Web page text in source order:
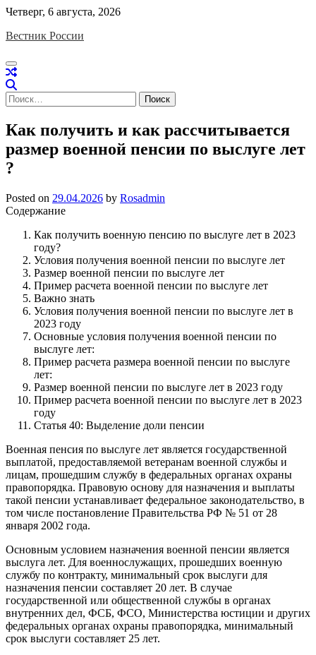
Skip
content
Четверг, 6 августа, 2026
Вестник России
Найти:
Как получить и как рассчитывается
размер военной пенсии по выслуге лет
?
Posted on 29.04.2026 by Rosadmin
Содержание
Как получить военную пенсию по выслуге лет в 2023
году?
Условия получения военной пенсии по выслуге лет
Размер военной пенсии по выслуге лет
Пример расчета военной пенсии по выслуге лет
Важно знать
Условия получения военной пенсии по выслуге лет в
2023 году
Основные условия получения военной пенсии по
выслуге лет:
Пример расчета размера военной пенсии по выслуге
лет:
Размер военной пенсии по выслуге лет в 2023 году
Пример расчета военной пенсии по выслуге лет в 2023
году
Статья 40: Выделение доли пенсии
Военная пенсия по выслуге лет является государственной
выплатой, предоставляемой ветеранам военной службы и
лицам, прошедшим службу в федеральных органах охраны
правопорядка. Правовую основу для назначения и выплаты
такой пенсии устанавливает федеральное законодательство, в
том числе постановление Правительства РФ № 51 от 28
января 2002 года.
Основным условием назначения военной пенсии является
выслуга лет. Для военнослужащих, прошедших военную
службу по контракту, минимальный срок выслуги для
назначения пенсии составляет 20 лет. В случае
государственной или общественной службы в органах
внутренних дел, ФСБ, ФСО, Министерства юстиции и других
федеральных органах охраны правопорядка, минимальный
срок выслуги составляет 25 лет.